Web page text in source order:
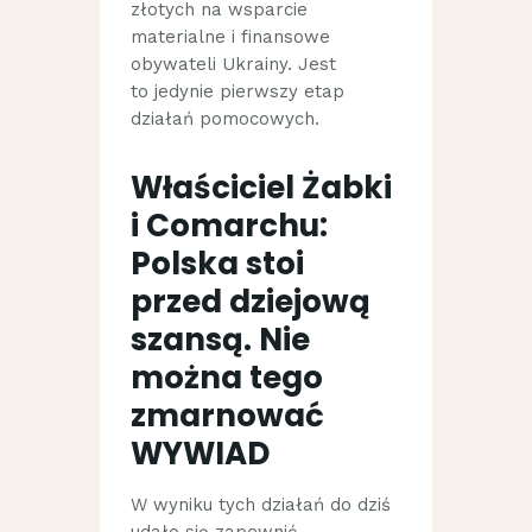
złotych na wsparcie
materialne i finansowe
obywateli Ukrainy. Jest
to jedynie pierwszy etap
działań pomocowych.
Właściciel Żabki
i Comarchu:
Polska stoi
przed dziejową
szansą. Nie
można tego
zmarnować
WYWIAD
W wyniku tych działań do dziś